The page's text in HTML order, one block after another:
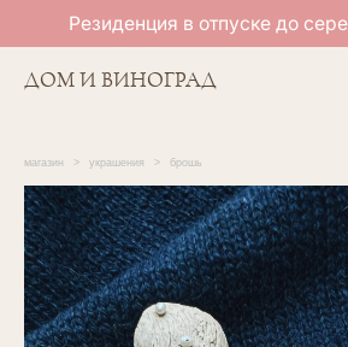
Резиденция в отпуске до
ДОМ И ВИНОГРАД
магазин > украшения > брошь